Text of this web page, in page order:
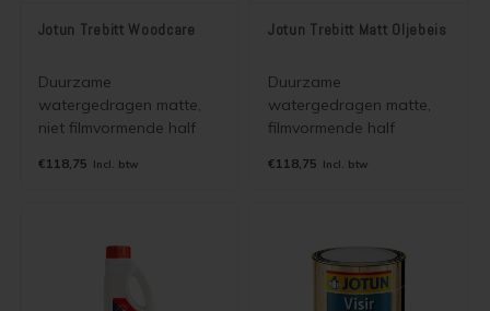
Jotun Trebitt Woodcare
Duurzame
watergedragen matte,
niet filmvormende half
binnen en buiten. 2 in 1
blokhutten, gevelpanelen.
Laat de structuur van het
€118,75 Incl. btw
Jotun Trebitt Matt Oljebeis
Duurzame
watergedragen matte,
filmvormende half
binnen en buiten. 2 in 1
Laat de structuur van het
hout zien.
€118,75 Incl. btw